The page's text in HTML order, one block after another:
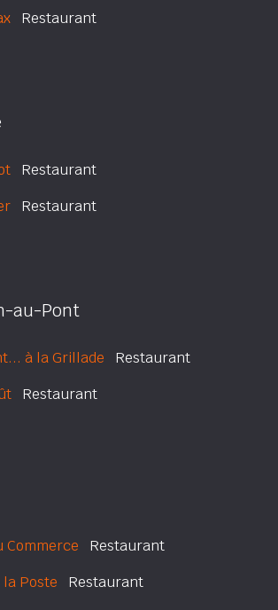
Restaurant
Restaurant
Restaurant
au-Pont
à la Grillade Restaurant
Restaurant
Commerce Restaurant
Poste Restaurant